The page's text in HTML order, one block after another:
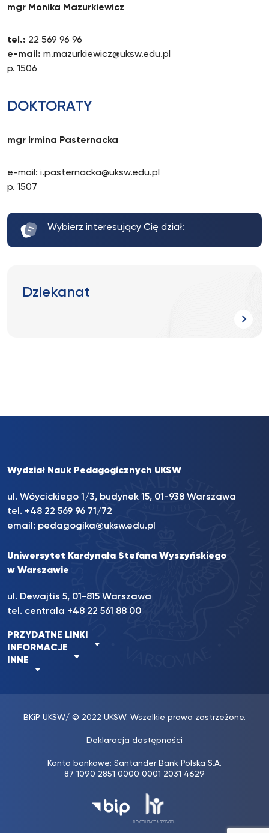
mgr Monika Mazurkiewicz
tel.: 22 569 96 96
e-mail: m.mazurkiewicz@uksw.edu.pl
p. 1506
DOKTORATY
mgr Irmina Pasternacka
e-mail: i.pasternacka@uksw.edu.pl
p. 1507
Wybierz interesujący Cię dział:
Dziekanat
Wydział Nauk Pedagogicznych UKSW
ul. Wóycickiego 1/3, budynek 15, 01-938 Warszawa
tel. +48 22 569 96 71/72
email: pedagogika@uksw.edu.pl
Uniwersytet Kardynała Stefana Wyszyńskiego
w Warszawie
ul. Dewajtis 5, 01-815 Warszawa
tel. centrala +48 22 561 88 00
PRZYDATNE LINKI
INFORMACJE
INNE
BKiP UKSW/ © 2022 UKSW. Wszelkie prawa zastrzeżone.
Deklaracja dostępności
Konto bankowe: Santander Bank Polska S.A.
87 1090 2851 0000 0001 2031 4629